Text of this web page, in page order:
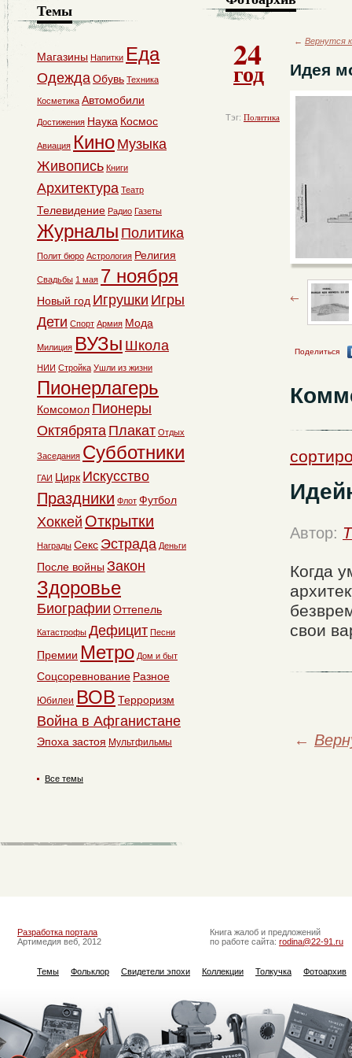
24
год
Тэг: Политика
← Вернутся
Идея
Поделиться
Автор:
Когда
свои
←
Темы
Магазины Напитки Еда
ОдеждаОбувь Техника
Косметика Автомобили
Достижения Наука Космос
Авиация Кино Музыка
Живопись Книги
Архитектура Театр
Телевидение Радио Газеты
Журналы Политика
Полит бюро Астрология Религия
Свадьбы 1 мая 7 ноября
Новый год Игрушки Игры
Дети Спорт Армия Мода
Милиция ВУЗы Школа
НИИ Стройка Ушли из жизни
Пионерлагерь
Комсомол Пионеры
Октябрята Плакат Отдых
Заседания Субботники
ГАИ Цирк Искусство
Праздники Флот Футбол
Хоккей Открытки
Награды Секс Эстрада Деньги
После войны Закон
Здоровье
Биографии Оттепель
Катастрофы Дефицит Песни
Премии Метро Дом и быт
Соцсоревнование Разное
Юбилеи ВОВ Терроризм
Война в Афганистане
Эпоха застоя Мультфильмы
Все темы
Разработка портала
Артимедия веб, 2012
Книга жалоб и предложений
по работе сайта: rodina@22-91.ru
Темы Фольклор Свидетели эпохи Коллекции Толкучка Фотоархив